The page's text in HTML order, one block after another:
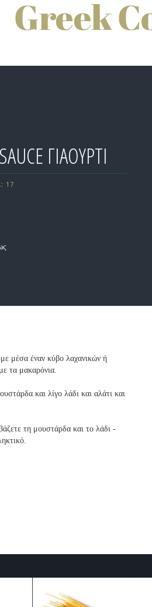
ΓΙΑΟΥΡΤΙ
17
μέσα έναν κύβο λαχανικών ή
τα μακαρόνια.
και λίγο λάδι και αλάτι και
τη μουστάρδα και το λάδι -